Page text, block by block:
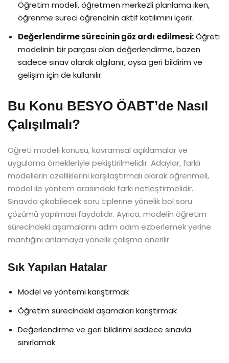
Öğretim modeli, öğretmen merkezli planlama iken,
öğrenme süreci öğrencinin aktif katılımını içerir.
Değerlendirme sürecinin göz ardı edilmesi:Öğreti
modelinin bir parçası olan değerlendirme, bazen
sadece sınav olarak algılanır, oysa geri bildirim ve
gelişim için de kullanılır.
Bu Konu BESYO ÖABT’de Nasıl
Çalışılmalı?
Öğreti modeli konusu, kavramsal açıklamalar ve
uygulama örnekleriyle pekiştirilmelidir. Adaylar, farklı
modellerin özelliklerini karşılaştırmalı olarak öğrenmeli,
model ile yöntem arasındaki farkı netleştirmelidir.
Sınavda çıkabilecek soru tiplerine yönelik bol soru
çözümü yapılması faydalıdır. Ayrıca, modelin öğretim
sürecindeki aşamalarını adım adım ezberlemek yerine
mantığını anlamaya yönelik çalışma önerilir.
Sık Yapılan Hatalar
Model ve yöntemi karıştırmak
Öğretim sürecindeki aşamaları karıştırmak
Değerlendirme ve geri bildirimi sadece sınavla
sınırlamak